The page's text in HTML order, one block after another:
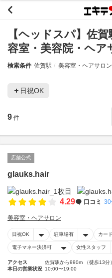
【ヘッドスパ】佐
容室・美容院・ヘア
検索条件 佐賀駅 美容室・ヘアサロン
日祝OK
9 件
店舗公式
glauks.hair
4.29 口コミ 30
美容室・ヘアサロン
日祝OK 駐車場有 カー
電子マネー決済可 女性スタッフ
アクセス
佐賀駅から990m （徒歩13分）
本日の営業状況 10:00〜19:00